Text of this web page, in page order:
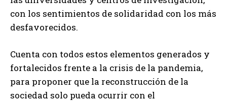
con los sentimientos de solidaridad con los más
desfavorecidos.
Cuenta con todos estos elementos generados y
fortalecidos frente a la crisis de la pandemia,
para proponer que la reconstrucción de la
sociedad solo pueda ocurrir con el